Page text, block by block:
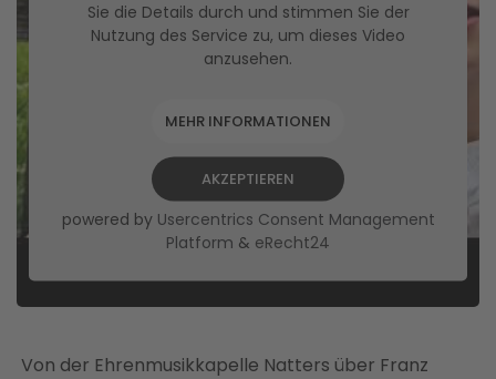
Sie die Details durch und stimmen Sie der
Nutzung des Service zu, um dieses Video
anzusehen.
MEHR INFORMATIONEN
AKZEPTIEREN
powered by Usercentrics Consent Management
Platform & eRecht24
Von der Ehrenmusikkapelle Natters über Franz